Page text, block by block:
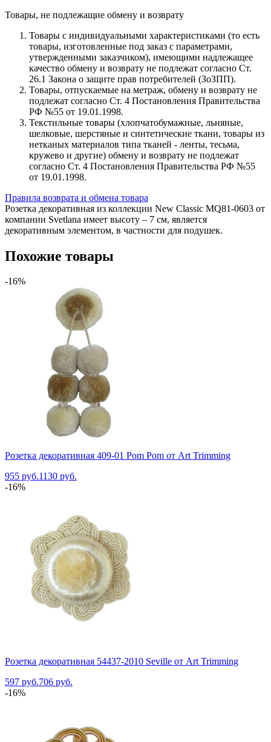
Товары, не подлежащие обмену и возврату
Товары с индивидуальными характеристиками (то есть
товары, изготовленные под заказ с параметрами,
утвержденными заказчиком), имеющими надлежащее
качество обмену и возврату не подлежат согласно Ст.
26.1 Закона о защите прав потребителей (ЗоЗПП).
Товары, отпускаемые на метраж, обмену и возврату не
подлежат согласно Ст. 4 Постановления Правительства
РФ №55 от 19.01.1998.
Текстильные товары (хлопчатобумажные, льняные,
шелковые, шерстяные и синтетические ткани, товары из
нетканых материалов типа тканей - ленты, тесьма,
кружево и другие) обмену и возврату не подлежат
согласно Ст. 4 Постановления Правительства РФ №55
от 19.01.1998.
Правила возврата и обмена товара
Розетка декоративная из коллекции New Classic MQ81-0603 от
компании Svetlana имеет высоту – 7 см, является
декоративным элементом, в частности для подушек.
Похожие товары
-16%
Розетка декоративная 409-01 Pom Pom от Art Trimming
955 руб.1130 руб.
-16%
Розетка декоративная 54437-2010 Seville от Art Trimming
597 руб.706 руб.
-16%